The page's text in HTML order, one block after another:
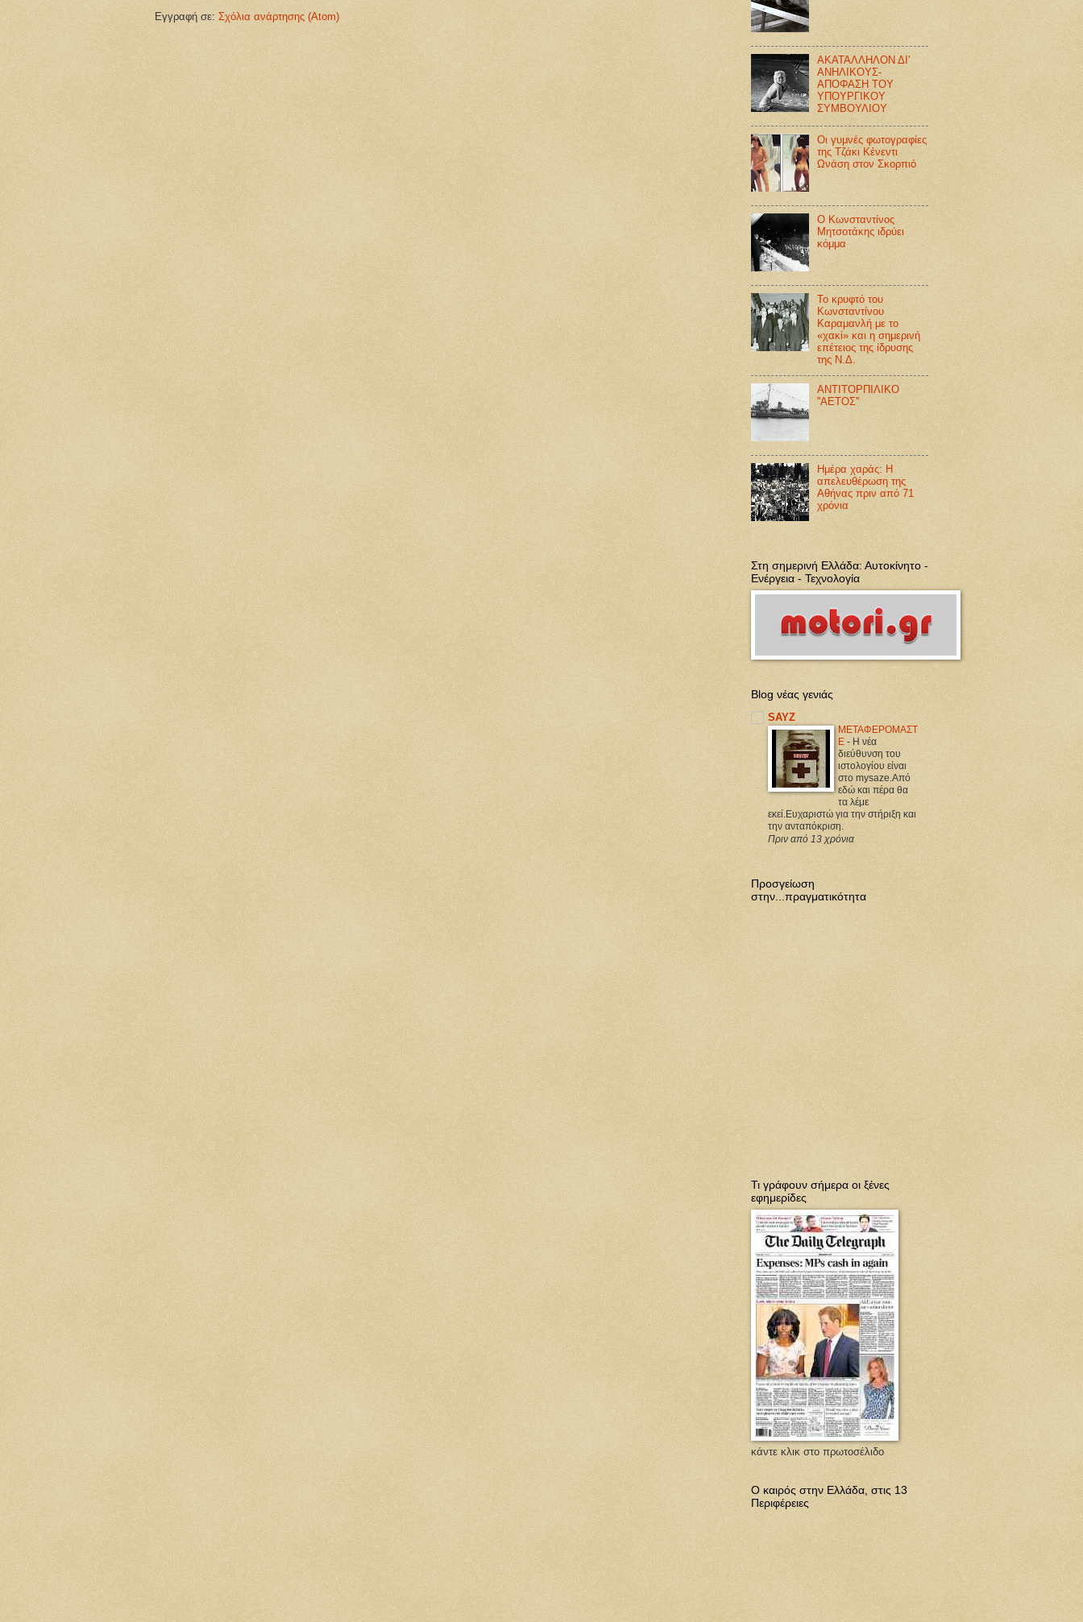
Εγγραφή σε: Σχόλια ανάρτησης (Atom)
ΑΚΑΤΑΛΛΗΛΟΝ ΔΙ'
ΑΝΗΛΙΚΟΥΣ-
ΑΠΟΦΑΣΗ ΤΟΥ
ΥΠΟΥΡΓΙΚΟΥ
ΣΥΜΒΟΥΛΙΟΥ
Οι γυμνές φωτογραφίες
της Τζάκι Κένεντι
Ωνάση στον Σκορπιό
Ο Κωνσταντίνος
Μητσοτάκης ιδρύει
κόμμα
Το κρυφτό του
Κωνσταντίνου
Καραμανλή με το
«χακί» και η σημερινή
επέτειος της ίδρυσης
της Ν.Δ.
ΑΝΤΙΤΟΡΠΙΛΙΚΟ
''ΑΕΤΟΣ''
Ημέρα χαράς: Η
απελευθέρωση της
Αθήνας πριν από 71
χρόνια
Στη σημερινή Ελλάδα: Αυτοκίνητο -
Ενέργεια - Τεχνολογία
Blog νέας γενιάς
SAYZ
ΜΕΤΑΦΕΡΟΜΑΣΤ
Ε - Η νέα
διεύθυνση του
ιστολογίου είναι
στο mysaze.Από
εδώ και πέρα θα
τα λέμε
εκεί.Ευχαριστώ για την στήριξη και
την ανταπόκριση.
Πριν από 13 χρόνια
Προσγείωση
στην...πραγματικότητα
Τι γράφουν σήμερα οι ξένες
εφημερίδες
κάντε κλικ στο πρωτοσέλιδο
Ο καιρός στην Ελλάδα, στις 13
Περιφέρειες